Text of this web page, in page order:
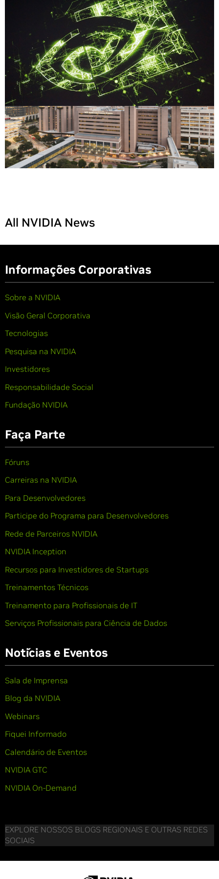
Compartilhe
All NVIDIA News
Informações Corporativas
Sobre a NVIDIA
Visão Geral Corporativa
Tecnologias
Pesquisa na NVIDIA
Investidores
Responsabilidade Social
Fundação NVIDIA
Faça Parte
Fóruns
Carreiras na NVIDIA
Para Desenvolvedores
Participe do Programa para Desenvolvedores
Rede de Parceiros NVIDIA
NVIDIA Inception
Recursos para Investidores de Startups
Treinamentos Técnicos
Treinamento para Profissionais de IT
Serviços Profissionais para Ciência de Dados
Notícias e Eventos
Sala de Imprensa
Blog da NVIDIA
Webinars
Fiquei Informado
Calendário de Eventos
NVIDIA GTC
NVIDIA On-Demand
EXPLORE NOSSOS BLOGS REGIONAIS E OUTRAS REDES
SOCIAIS